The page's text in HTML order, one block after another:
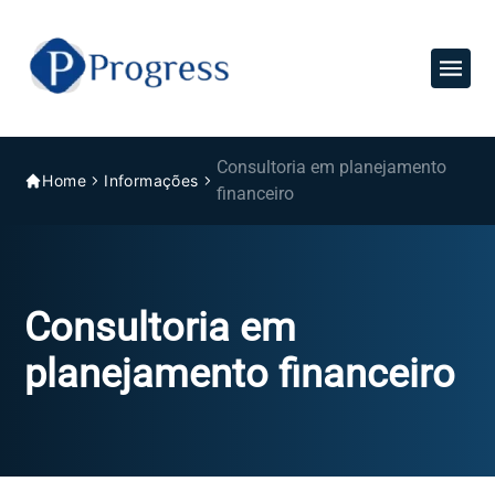
Home Informações
Consultoria em planejamento
financeiro
Consultoria em
planejamento financeiro